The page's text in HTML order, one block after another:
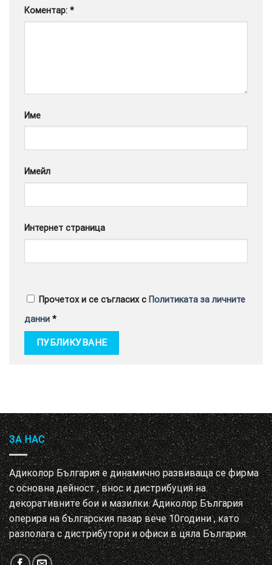
Коментар: *
Име
Имейл
Интернет страница
Прочетох и се съгласих с Политиката за личните
данни *
ЗА НАС
Адиколор България е динамично развиваща се фирма
с основна дейност , внос и дистрибуция на
декоративните бои и мазилки. Адиколор България
оперира на българския пазар вече 10години , като
разполага с дистрибутори и офиси в цяла България.
УСЛУГИ ОПЦИИ